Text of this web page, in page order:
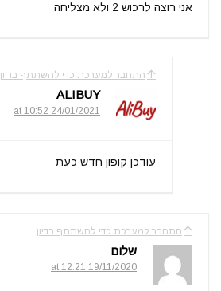
אני רוצה לרכוש 2 ולא מצליחה
התחבר למערכת כדי להשתתף בדיון
ALIBUY
24/01/2021 at 10:52
עודכן קופון חדש כעת
התחבר למערכת כדי להשתתף בדיון
שלום
19/11/2020 at 12:21